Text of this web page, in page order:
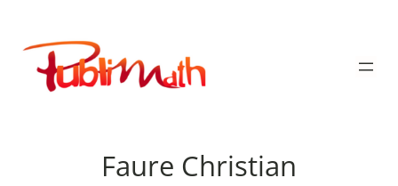
contenu
Publimath
Faure Christian